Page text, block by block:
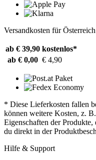
Versandkosten für Österreich
ab € 39,90 kostenlos*
ab € 0,00 € 4,90
* Diese Lieferkosten fallen
können weitere Kosten, z.
Eigenschaften der
du direkt in der
Hilfe & Support